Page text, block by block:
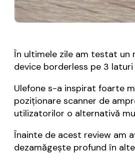
În ultimele zile am testat
device borderless pe 3
Ulefone s-a inspirat foarte
poziţionare scanner de
utilizatorilor o alternativă
Înainte de acest review am
dezamăgeşte profund în